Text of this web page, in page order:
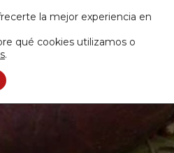
a partir de 50€
la mejor experiencia en
qué cookies utilizamos o
.